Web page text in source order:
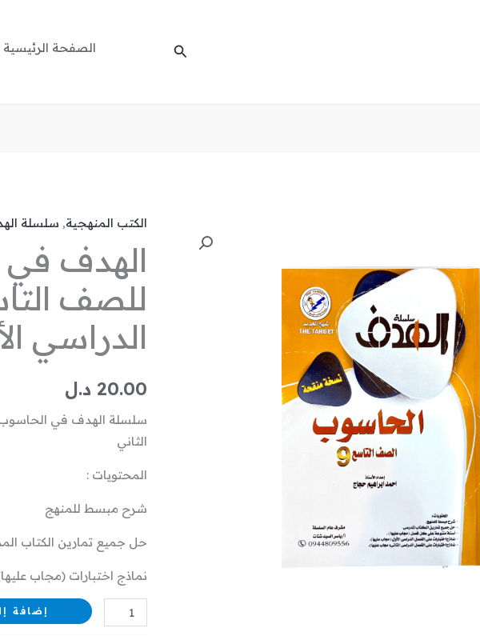
البحث الصفحة الرئيسية
الكتب المنهجية, سلسلة
الهدف
للصف
الدراسي
20.00 د.ل
سلسلة الهدف في الحاسوب
الثاني
المحتويات :
شرح مبسط للمنهج
حل جميع تمارين الكتاب
نماذج اختبارات (مجاب
كمية
الهدف
في
الحاسوب
للصف
التاسع
الدراسي
الأول
و
إضافة